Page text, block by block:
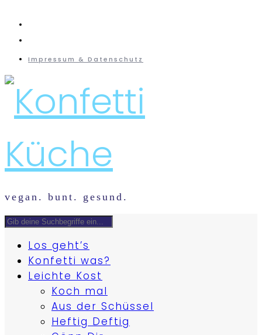
Impressum & Datenschutz
vegan. bunt. gesund.
Los geht’s
Konfetti was?
Leichte Kost
Koch mal
Aus der Schüssel
Heftig Deftig